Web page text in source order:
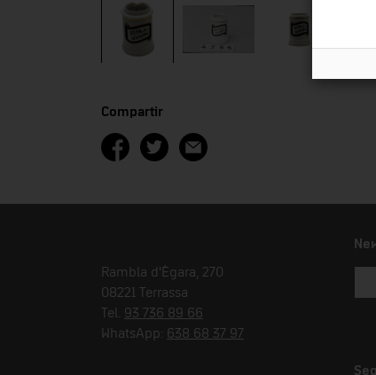
Compartir
Rambla d'Ègara, 270
08221 Terrassa
Tel. 93 736 89 66
WhatsApp: 638 68 37 97